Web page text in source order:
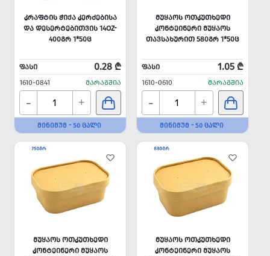
ᲙᲠᲐᲤᲢᲘᲡ ᲭᲘᲥᲐ ᲙᲔᲠᲫᲔᲑᲘᲡᲐ
ᲓᲐ ᲓᲔᲡᲔᲠᲢᲔᲑᲘᲗᲕᲘᲡ 14OZ-
400ᲒᲠ 1*50Ც
ᲤᲐᲡᲘ 0.28 ₾
1610-0841 ᲛᲐᲠᲐᲒᲨᲘᲐ
- +
ᲛᲘᲜᲘᲛᲣᲛ - 50 ᲪᲐᲚᲘ
ᲛᲣᲧᲐᲝᲡ ᲝᲗᲙᲣᲗᲮᲔᲓᲘ
ᲙᲝᲜᲢᲔᲘᲜᲔᲠᲘ ᲛᲣᲧᲐᲝᲡ
ᲗᲐᲕᲡᲐᲮᲣᲠᲘᲗ 580ᲒᲠ 1*50Ც
ᲤᲐᲡᲘ 1.05 ₾
1610-0610 ᲛᲐᲠᲐᲒᲨᲘᲐ
- +
ᲛᲘᲜᲘᲛᲣᲛ - 50 ᲪᲐᲚᲘ
ᲛᲣᲧᲐᲝᲡ ᲝᲗᲙᲣᲗᲮᲔᲓᲘ
ᲙᲝᲜᲢᲔᲘᲜᲔᲠᲘ ᲛᲣᲧᲐᲝᲡ
ᲛᲣᲧᲐᲝᲡ ᲝᲗᲙᲣᲗᲮᲔᲓᲘ
ᲙᲝᲜᲢᲔᲘᲜᲔᲠᲘ ᲛᲣᲧᲐᲝᲡ